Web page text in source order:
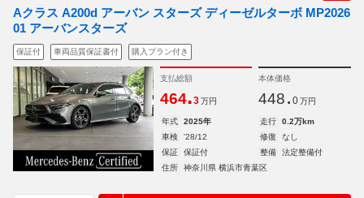
Aクラス A200d アーバン スターズ ディーゼルターボ MP2026
01 アーバンスターズ
保証付 車両品質保証書付 購入プラン付き
支払総額
464.3 万円
本体価格
448. 0 万円
年式 2025年 走行
0.2万km
車検
'28/12 修復
なし
保証
保証付 整備
法定整備付
住所
神奈川県 横浜市青葉区